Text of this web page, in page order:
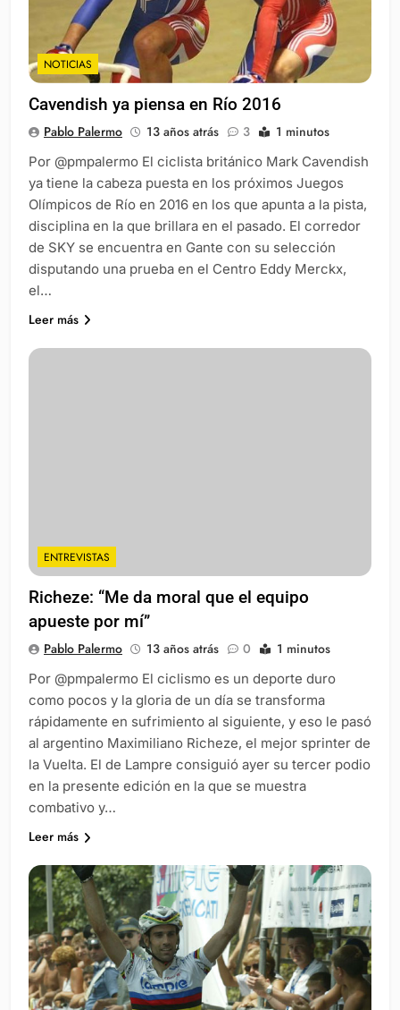
NOTICIAS
Cavendish ya piensa en Río 2016
Pablo Palermo 13 años atrás 3 1 minutos
Por @pmpalermo El ciclista británico Mark Cavendish
ya tiene la cabeza puesta en los próximos Juegos
Olímpicos de Río en 2016 en los que apunta a la pista,
disciplina en la que brillara en el pasado. El corredor
de SKY se encuentra en Gante con su selección
disputando una prueba en el Centro Eddy Merckx,
el…
Leer más
ENTREVISTAS
Richeze: “Me da moral que el equipo
apueste por mí”
Pablo Palermo 13 años atrás 0 1 minutos
Por @pmpalermo El ciclismo es un deporte duro
como pocos y la gloria de un día se transforma
rápidamente en sufrimiento al siguiente, y eso le pasó
al argentino Maximiliano Richeze, el mejor sprinter de
la Vuelta. El de Lampre consiguió ayer su tercer podio
en la presente edición en la que se muestra
combativo y…
Leer más